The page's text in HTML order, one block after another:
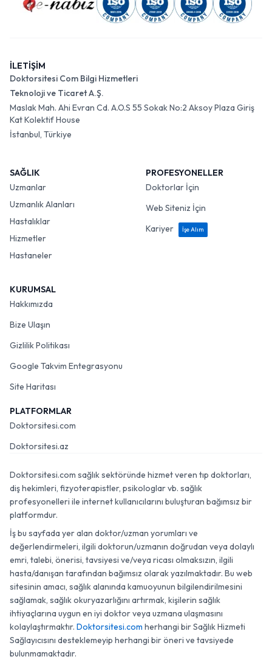
İLETİŞİM
Doktorsitesi Com Bilgi Hizmetleri
Teknoloji ve Ticaret A.Ş.
Maslak Mah. Ahi Evran Cd. A.O.S 55 Sokak No:2 Aksoy Plaza Giriş
Kat Kolektif House
İstanbul, Türkiye
SAĞLIK
Uzmanlar
Uzmanlık Alanları
Hastalıklar
Hizmetler
Hastaneler
PROFESYONELLER
Doktorlar İçin
Web Siteniz İçin
Kariyer
İşe Alım
KURUMSAL
Hakkımızda
Bize Ulaşın
Gizlilik Politikası
Google Takvim Entegrasyonu
Site Haritası
PLATFORMLAR
Doktorsitesi.com
Doktorsitesi.az
Doktorsitesi.com sağlık sektöründe hizmet veren tıp doktorları,
diş hekimleri, fizyoterapistler, psikologlar vb. sağlık
profesyonelleri ile internet kullanıcılarını buluşturan bağımsız bir
platformdur.
İş bu sayfada yer alan doktor/uzman yorumları ve
değerlendirmeleri, ilgili doktorun/uzmanın doğrudan veya dolaylı
emri, talebi, önerisi, tavsiyesi ve/veya ricası olmaksızın, ilgili
hasta/danışan tarafından bağımsız olarak yazılmaktadır. Bu web
sitesinin amacı, sağlık alanında kamuoyunun bilgilendirilmesini
sağlamak, sağlık okuryazarlığını artırmak, kişilerin sağlık
ihtiyaçlarına uygun en iyi doktor veya uzmana ulaşmasını
kolaylaştırmaktır. Doktorsitesi.com herhangi bir Sağlık Hizmeti
Sağlayıcısını desteklemeyip herhangi bir öneri ve tavsiyede
bulunmamaktadır.